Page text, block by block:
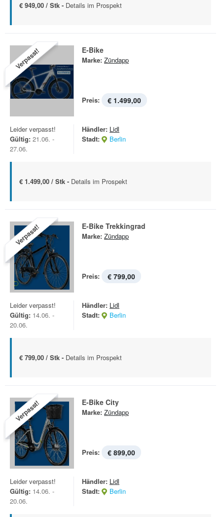
€ 949,00 / Stk - Details im Prospekt
Verpasst! E-Bike
Marke: Zündapp
Preis: € 1.499,00
Leider verpasst!
Gültig: 21.06. -
27.06.
Händler: Lidl
Stadt:
Berlin
€ 1.499,00 / Stk - Details im Prospekt
Verpasst! E-Bike Trekkingrad
Marke: Zündapp
Preis: € 799,00
Leider verpasst!
Gültig: 14.06. -
20.06.
Händler: Lidl
Stadt:
Berlin
€ 799,00 / Stk - Details im Prospekt
Verpasst! E-Bike City
Marke: Zündapp
Preis: € 899,00
Leider verpasst!
Gültig: 14.06. -
20.06.
Händler: Lidl
Stadt:
Berlin